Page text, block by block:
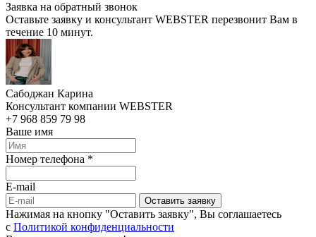
Заявка на обратный звонок
Оставьте заявку и консультант WEBSTER перезвонит Вам в
течение 10 минут.
Сабоджан Карина
Консультант компании WEBSTER
+7 968 859 79 98
Ваше имя
Номер телефона *
E-mail
Оставить заявку
Нажимая на кнопку "Оставить заявку", Вы соглашаетесь
c Политикой конфиденциальности